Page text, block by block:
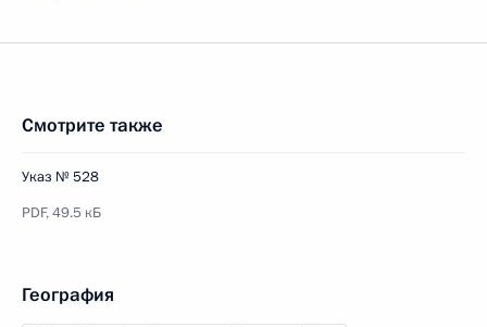
Смотрите также
Указ № 528
PDF,49.5 кБ
География